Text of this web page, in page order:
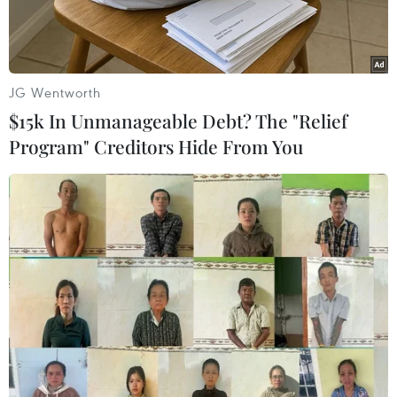
Minh.
Đại biểu tham quan gian hàng trưng bày của các doanh
nghiệp tại triển lãm VietnamPlas 2023. (Ảnh: Văn Phúc/TTXVN)
Ngày 13/3, Công ty Informa Markets Việt Nam
phối hợp cùng Messe Düsseldorf Asia và các
hiệp hội doanh nghiệp, tổ chức xúc tiến thương
mại Việt Nam, tổ chức khai mạc Triển lãm quốc
JG Wentworth
$15k In Unmanageable Debt? The "Relief
Program" Creditors Hide From You